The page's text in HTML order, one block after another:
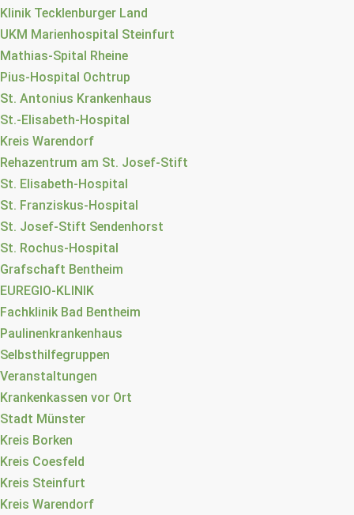
Klinik Tecklenburger Land
UKM Marienhospital Steinfurt
Mathias-Spital Rheine
Pius-Hospital Ochtrup
St. Antonius Krankenhaus
St.-Elisabeth-Hospital
Kreis Warendorf
Rehazentrum am St. Josef-Stift
St. Elisabeth-Hospital
St. Franziskus-Hospital
St. Josef-Stift Sendenhorst
St. Rochus-Hospital
Grafschaft Bentheim
EUREGIO-KLINIK
Fachklinik Bad Bentheim
Paulinenkrankenhaus
Selbsthilfegruppen
Veranstaltungen
Krankenkassen vor Ort
Stadt Münster
Kreis Borken
Kreis Coesfeld
Kreis Steinfurt
Kreis Warendorf